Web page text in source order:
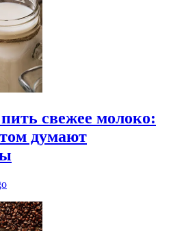
свежее молоко:
думают